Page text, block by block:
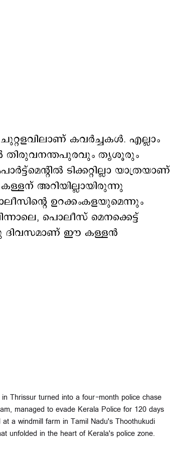
കവര്‍ച്ചകള്‍. എല്ലാം
തിരുവനന്തപുരവും തൃശൂരും
ടിക്കറ്റില്ലാ യാത്രയാണ്
അറിയില്ലായിരുന്നു
ഉറക്കംകളയുമെന്നും
പൊലീസ് മെനക്കെട്ട്
ദിവസമാണ് ഈ കള്ളന്‍
Thrissur turned into a four-month police chase
managed to evade Kerala Police for 120 days
a windmill farm in Tamil Nadu's Thoothukudi
unfolded in the heart of Kerala's police zone.